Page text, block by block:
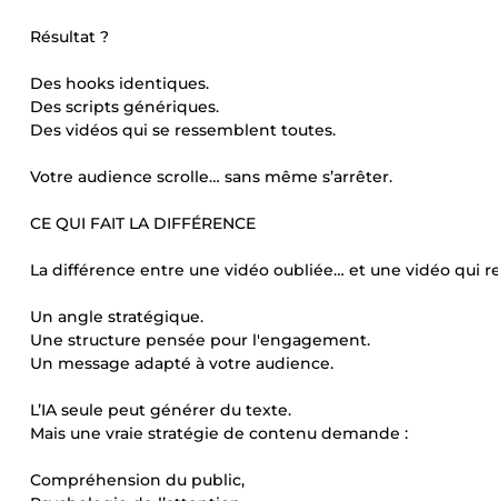
Résultat ?
Des hooks identiques.
Des scripts génériques.
Des vidéos qui se ressemblent toutes.
Votre audience scrolle… sans même s’arrêter.
CE QUI FAIT LA DIFFÉRENCE
La différence entre une vidéo oubliée… et une vidéo qui
Un angle stratégique.
Une structure pensée pour l'engagement.
Un message adapté à votre audience.
L’IA seule peut générer du texte.
Mais une vraie stratégie de contenu demande :
Compréhension du public,